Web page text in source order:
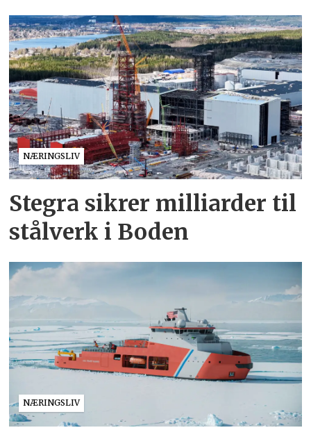
NÆRINGSLIV
Stegra sikrer milliarder til
stålverk i Boden
NÆRINGSLIV